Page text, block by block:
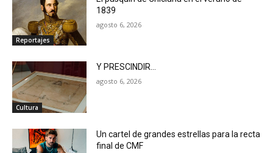
Reportajes
1839
agosto 6, 2026
Cultura
Y PRESCINDIR…
agosto 6, 2026
Un cartel de grandes estrellas para la recta
final de CMF